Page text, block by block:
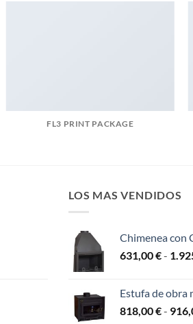
FL3 PRINT PACKAGE
LOS MAS VENDIDOS
Chimenea con
631,00€-
Estufa de obra
818,00€-